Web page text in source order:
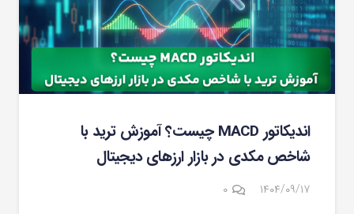
اندیکاتور MACD چیست؟ آموزش ترید با
شاخص مکدی در بازار ارزهای دیجیتال
۱۴۰۴/۰۹/۱۷ ۰